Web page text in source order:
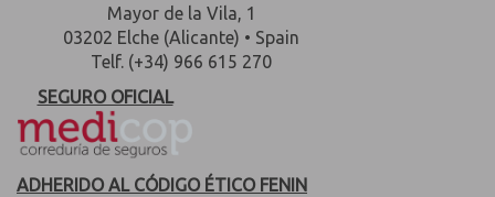
Mayor de la Vila, 1
03202 Elche (Alicante) • Spain
Telf. (+34) 966 615 270
SEGURO OFICIAL
ADHERIDO AL CÓDIGO ÉTICO FENIN